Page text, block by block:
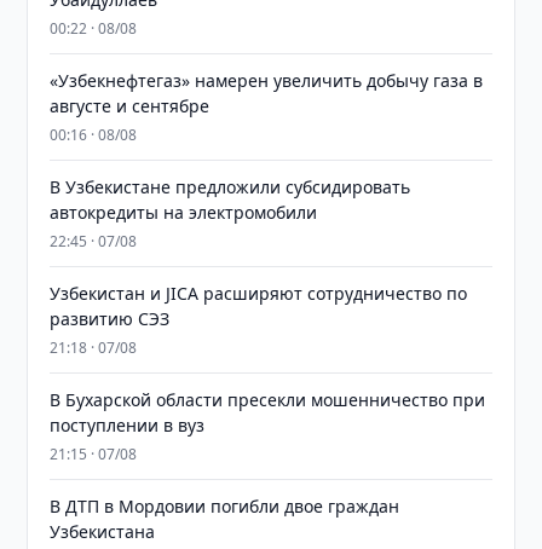
00:22 · 08/08
«Узбекнефтегаз» намерен увеличить добычу газа в
августе и сентябре
00:16 · 08/08
В Узбекистане предложили субсидировать
автокредиты на электромобили
22:45 · 07/08
Узбекистан и JICA расширяют сотрудничество по
развитию СЭЗ
21:18 · 07/08
В Бухарской области пресекли мошенничество при
поступлении в вуз
21:15 · 07/08
В ДТП в Мордовии погибли двое граждан
Узбекистана